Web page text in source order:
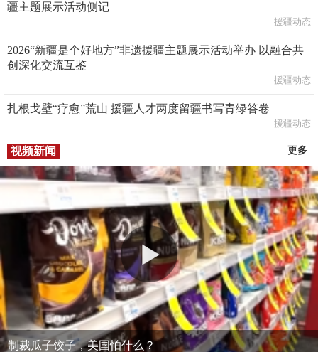
疆主题展示活动侧记
援疆动态
2026“新疆是个好地方”非遗援疆主题展示活动举办 以融合共
创深化交流互鉴
援疆动态
扎根戈壁“疗愈”荒山 援疆人才两度留疆书写青绿答卷
援疆动态
视频新闻 更多
制裁瓜子饺子，美国怕什么？